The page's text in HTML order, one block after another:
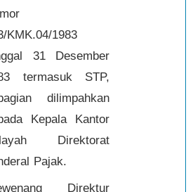
KMK.04/1983
31 Desember
termasuk STP,
dilimpahkan
Kepala Kantor
Direktorat
Pajak.
Direktur